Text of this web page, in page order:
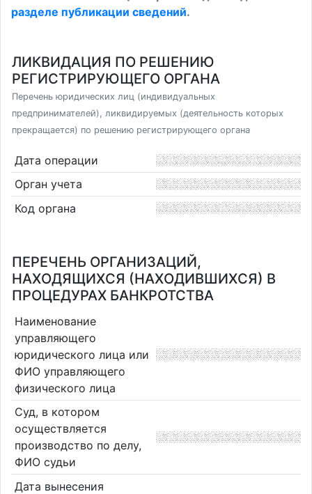
разделе публикации сведений.
ЛИКВИДАЦИЯ ПО РЕШЕНИЮ
РЕГИСТРИРУЮЩЕГО ОРГАНА
Перечень юридических лиц (индивидуальных
предпринимателей), ликвидируемых (деятельность которых
прекращается) по решению регистрирующего органа
Дата операции
Орган учета
Код органа
ПЕРЕЧЕНЬ ОРГАНИЗАЦИЙ,
НАХОДЯЩИХСЯ (НАХОДИВШИХСЯ) В
ПРОЦЕДУРАХ БАНКРОТСТВА
Наименование
управляющего
юридического лица или
ФИО управляющего
физического лица
Суд, в котором
осуществляется
производство по делу,
ФИО судьи
Дата вынесения